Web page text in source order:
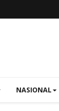
NASIONAL